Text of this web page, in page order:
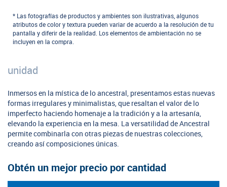
* Las fotografías de productos y ambientes son ilustrativas, algunos
atributos de color y textura pueden variar de acuerdo a la resolución de tu
pantalla y diferir de la realidad. Los elementos de ambientación no se
incluyen en la compra.
unidad
Inmersos en la mística de lo ancestral, presentamos estas nuevas
formas irregulares y minimalistas, que resaltan el valor de lo
imperfecto haciendo homenaje a la tradición y a la artesanía,
elevando la experiencia en la mesa. La versatilidad de Ancestral
permite combinarla con otras piezas de nuestras colecciones,
creando así composiciones únicas.
Obtén un mejor precio por cantidad